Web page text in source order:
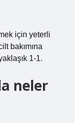
için yeterli
bakımına
1-1.
neler